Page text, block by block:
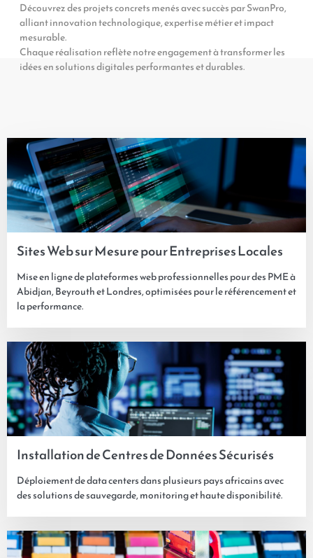
Découvrez des projets concrets menés avec succès par SwanPro,
alliant innovation technologique, expertise métier et impact
mesurable.
Chaque réalisation reflète notre engagement à transformer les
idées en solutions digitales performantes et durables.
Sites Web sur Mesure pour Entreprises Locales
Mise en ligne de plateformes web professionnelles pour des PME à
Abidjan, Beyrouth et Londres, optimisées pour le référencement et
la performance.
Installation de Centres de Données Sécurisés
Déploiement de data centers dans plusieurs pays africains avec
des solutions de sauvegarde, monitoring et haute disponibilité.